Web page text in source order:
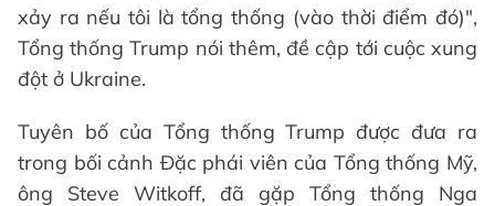
xảy ra nếu tôi là tổng thống (vào thời điểm đó)",
Tổng thống Trump nói thêm, đề cập tới cuộc xung
đột ở Ukraine.
Tuyên bố của Tổng thống Trump được đưa ra
trong bối cảnh Đặc phái viên của Tổng thống Mỹ,
ông Steve Witkoff, đã gặp Tổng thống Nga